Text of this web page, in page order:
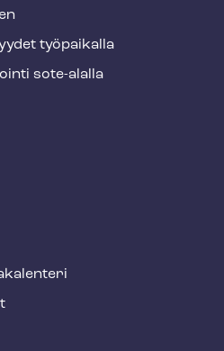
työpaikalla
sote-alalla